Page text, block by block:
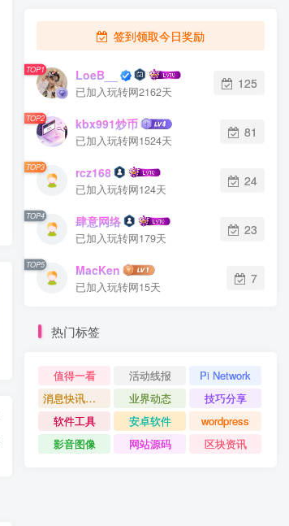
签到领取今日奖励
TOP1 LoeB__
已加入玩转网2162天
125
TOP2 kbx991炒币
已加入玩转网1524天
81
TOP3 rcz168
已加入玩转网124天
24
TOP4 肆意网络
已加入玩转网179天
23
TOP5 MacKen
已加入玩转网15天
7
热门标签
值得一看 活动线报
Pi Network
消息快讯查看更多 》》
业界动态
技巧分享
软件工具
安卓软件
wordpress
影音图像
网站源码 区块资讯